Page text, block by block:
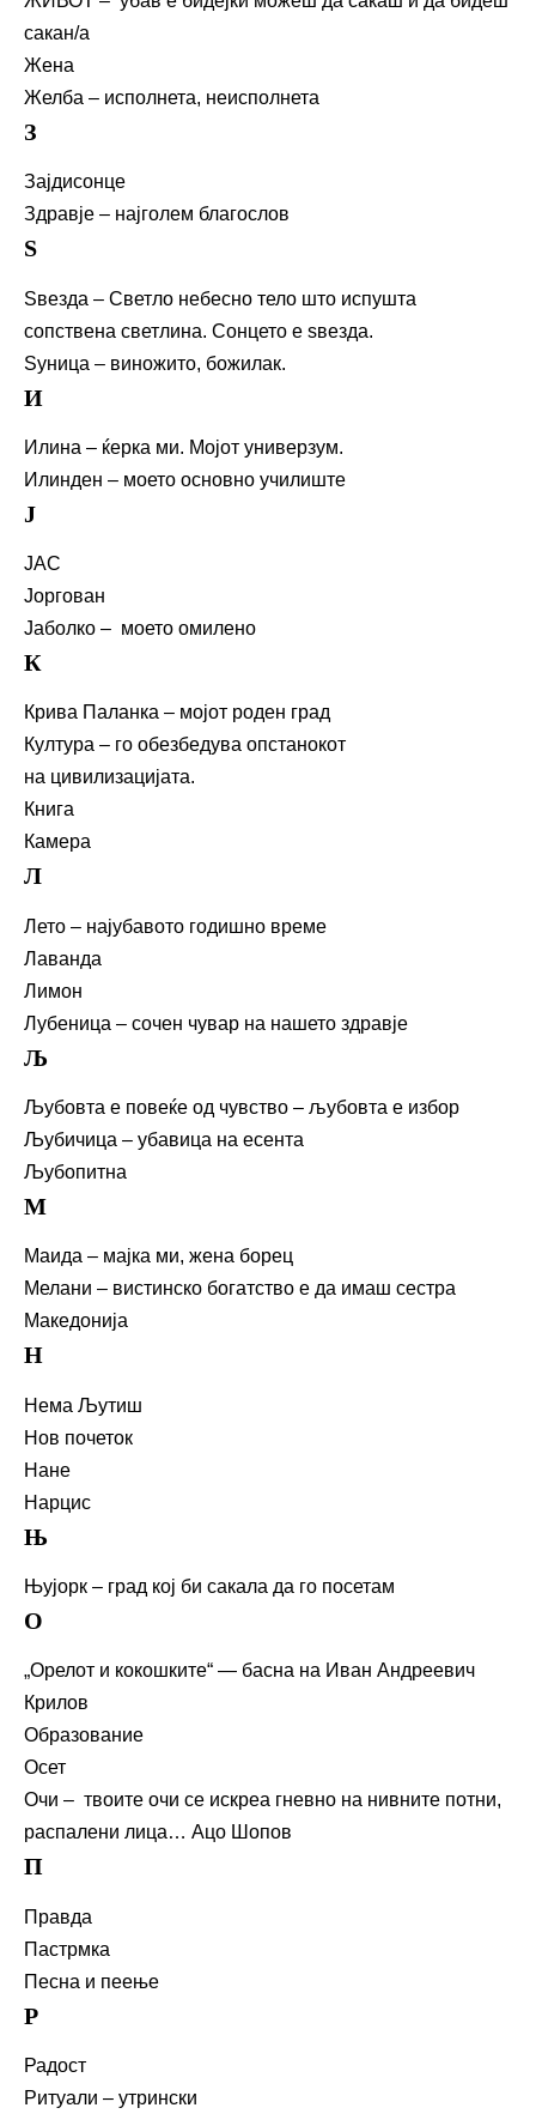
сакан/а
Жена
Желба – исполнета, неисполнета
З
Зајдисонце
Здравје – најголем благослов
Ѕ
Ѕвезда – Светло небесно тело што испушта
сопствена светлина. Сонцето е ѕвезда.
Ѕуница – виножито, божилак.
И
Илина – ќерка ми. Мојот универзум.
Илинден – моето основно училиште
Ј
ЈАС
Јоргован
Јаболко – моето омилено
К
Крива Паланка – мојот роден град
Култура – го обезбедува опстанокот
на цивилизацијата.
Книга
Камера
Л
Лето – најубавото годишно време
Лаванда
Лимон
Лубеница – сочен чувар на нашето здравје
Љ
Љубовта е повеќе од чувство – љубовта е избор
Љубичица – убавица на есента
Љубопитна
М
Маида – мајка ми, жена борец
Мелани – вистинско богатство е да имаш сестра
Македонија
Н
Нема Љутиш
Нов почеток
Нане
Нарцис
Њ
Њујорк – град кој би сакала да го посетам
О
„Орелот и кокошките“ — басна на Иван Андреевич
Крилов
Образование
Осет
Очи – твоите очи се искреа гневно на нивните потни,
распалени лица… Ацо Шопов
П
Правда
Пастрмка
Песна и пеење
Р
Радост
Ритуали – утрински